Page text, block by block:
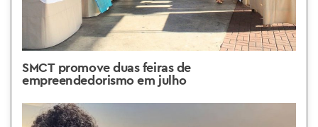
SMCT promove duas feiras de
empreendedorismo em julho